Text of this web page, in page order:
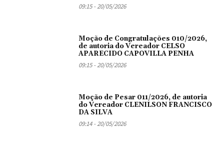
09:15 - 20/05/2026
Moção de Congratulações 010/2026,
de autoria do Vereador CELSO
APARECIDO CAPOVILLA PENHA
09:15 - 20/05/2026
Moção de Pesar 011/2026, de autoria
do Vereador CLENILSON FRANCISCO
DA SILVA
09:14 - 20/05/2026